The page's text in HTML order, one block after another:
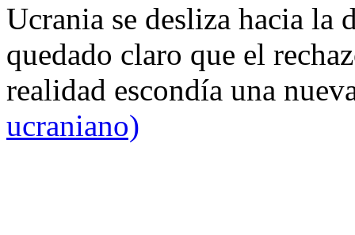
Ucrania se desliza hacia
quedado claro que el
realidad escondía una
ucraniano)